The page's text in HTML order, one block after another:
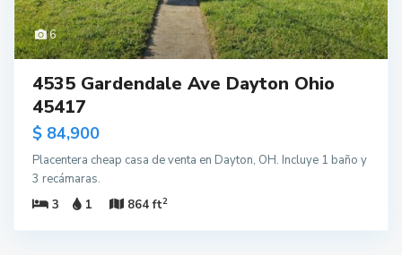
6
4535 Gardendale Ave Dayton Ohio
45417
$ 84,900
Placentera cheap casa de venta en Dayton, OH. Incluye 1 baño y
3 recámaras.
3
1 864 ft2